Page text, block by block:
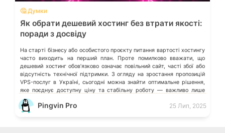
🤔 Думки
Як обрати дешевий хостинг без втрати якості:
поради з досвіду
На старті бізнесу або особистого проєкту питання вартості хостингу
часто виходить на перший план. Проте помилково вважати, що
дешевий хостинг обовʼязково означає повільний сайт, часті збої або
відсутність технічної підтримки. З огляду на зростання пропозицій
VPS-послуг в Україні, сьогодні можна знайти оптимальне рішення,
яке поєднує доступну ціну та стабільну роботу — важливо лише
знати, на […]
Pingvin Pro 25 Лип, 2025